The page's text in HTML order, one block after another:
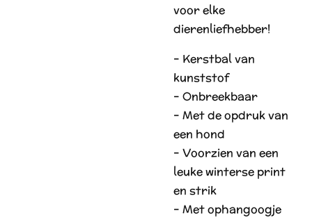
voor elke
dierenliefhebber!
– Kerstbal van
kunststof
– Onbreekbaar
– Met de opdruk van
een hond
– Voorzien van een
leuke winterse print
en strik
– Met ophangoogje